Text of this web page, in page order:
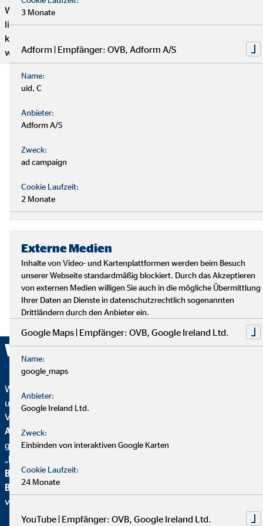
Wenn du genug von einem langweiligen 9-to-5 Job hast und
lieber selbstständig arbeiten möchtest, aber trotzdem mit
kompetenten und freundlichen Kollegen zusammenarbeiten
willst, dann bist du hier genau richtig.
Wir sind ausgezeichnet!
Wir wurden mehrfach ausgezeichnet – ein starkes Zeichen für
unser Engagement in Qualität, Fairness und Nachhaltigkeit.
Von
Altersvorsorgeberatung und als fairster Finanzvertrieb
geehrt. Zusätzlich erhielten wir vomHandelsblatt
„
Beschäftigung und Employability (IBE
Brancheninitiative Nachhaltigkeit
verantwortungsvolle Beratung ein.
3 Monate
Adform | Empfänger: OVB, Adform A/S
Name:
uid, C
Anbieter:
Adform A/S
Zweck:
ad campaign
Cookie Laufzeit:
2 Monate
Externe Medien
Inhalte von Video- und Kartenplattformen werden beim Besuch
unserer Webseite standardmäßig blockiert. Durch das Akzeptieren
von externen Medien willigen Sie auch in die mögliche Übermittlung
Ihrer Daten an Dienste in datenschutzrechtlich sogenannten
Drittländern durch den Anbieter ein.
Google Maps | Empfänger: OVB, Google Ireland Ltd.
Name:
google_maps
Anbieter:
Google Ireland Ltd.
Zweck:
Einbinden von interaktiven Google Karten
Cookie Laufzeit:
24 Monate
YouTube | Empfänger: OVB, Google Ireland Ltd.